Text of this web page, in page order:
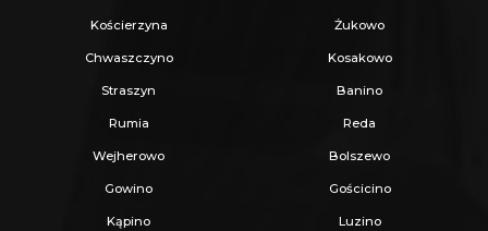
Kościerzyna Żukowo
Chwaszczyno Kosakowo
Straszyn Banino
Rumia Reda
Wejherowo Bolszewo
Gowino Gościcino
Kąpino Luzino